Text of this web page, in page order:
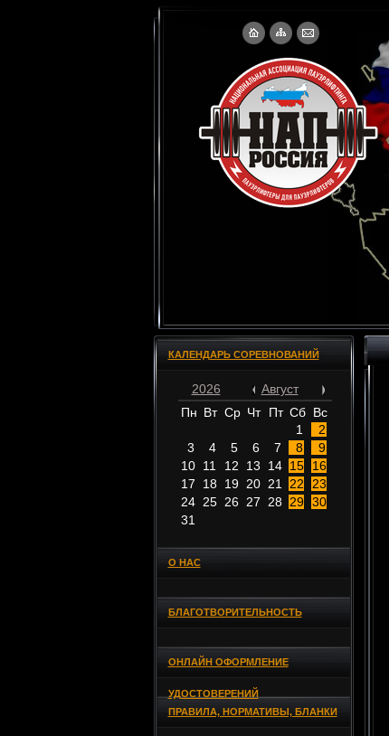
КАЛЕНДАРЬ СОРЕВНОВАНИЙ
2026
Август
Пн Вт Ср Чт Пт Сб Вс
1
2
3
4 5 6 7 8
9
10 11 12 13 14 15
16
17
18 19 20 21 22
23
24 25 26 27 28 29 30
31
О НАС
БЛАГОТВОРИТЕЛЬНОСТЬ
ОНЛАЙН ОФОРМЛЕНИЕ
УДОСТОВЕРЕНИЙ
ПРАВИЛА, НОРМАТИВЫ, БЛАНКИ